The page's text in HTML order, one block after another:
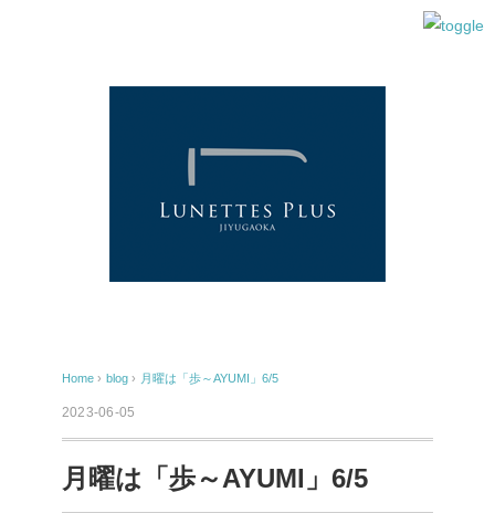
Home › blog › 月曜は「歩～AYUMI」6/5
2023-06-05
月曜は「歩～AYUMI」6/5